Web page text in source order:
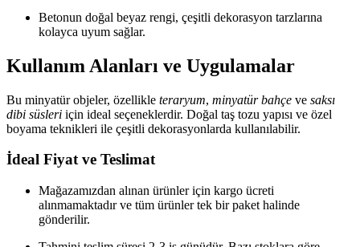
Betonun doğal beyaz rengi, çeşitli dekorasyon tarzlarına
kolayca uyum sağlar.
Kullanım Alanları ve Uygulamalar
Bu minyatür objeler, özellikle teraryum, minyatür bahçe ve saksı
dibi süsleri için ideal seçeneklerdir. Doğal taş tozu yapısı ve özel
boyama teknikleri ile çeşitli dekorasyonlarda kullanılabilir.
İdeal Fiyat ve Teslimat
Mağazamızdan alınan ürünler için kargo ücreti
alınmamaktadır ve tüm ürünler tek bir paket halinde
gönderilir.